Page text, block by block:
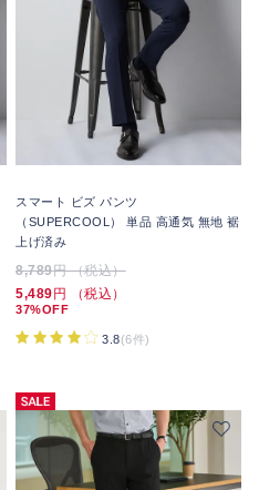
スマート ビズ パンツ
（SUPERCOOL） 単品 高通気 無地 裾
上げ済み
8,789円 （税込）
5,489円 （税込）
37%OFF
3.8(6件)